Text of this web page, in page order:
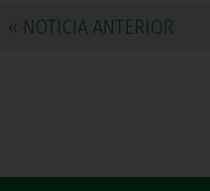
« NOTICIA ANTERIOR